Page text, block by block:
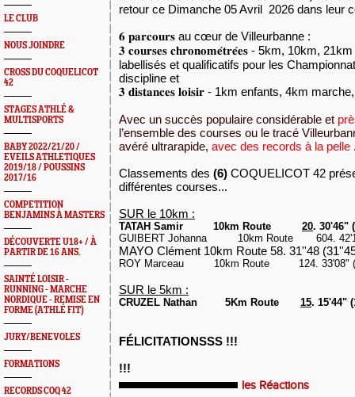
LE CLUB
NOUS JOINDRE
CROSS DU COQUELICOT
42
STAGES ATHLÉ &
MULTISPORTS
BABY 2022/21/20 /
EVEILS ATHLETIQUES
2019/18 / POUSSINS
2017/16
COMPETITION
BENJAMINS À MASTERS
DÉCOUVERTE U18+ / À
PARTIR DE 16 ANS.
SAINTÉ LOISIR -
RUNNING - MARCHE
NORDIQUE - REMISE EN
FORME (ATHLÉ FIT)
JURY/BENEVOLES
FORMATIONS
RECORDS COQ 42
retour ce Dimanche 05 Avril 2026 dans leur
𝟔 𝐩𝐚𝐫𝐜𝐨𝐮𝐫𝐬 au cœur de Villeurbanne :
𝟑 𝐜𝐨𝐮𝐫𝐬𝐞𝐬 𝐜𝐡𝐫𝐨𝐧𝐨𝐦𝐞́𝐭𝐫𝐞́𝐞𝐬 - 5km, 10km,
labellisés et qualificatifs pour les
discipline et
𝟑 𝐝𝐢𝐬𝐭𝐚𝐧𝐜𝐞𝐬 𝐥𝐨𝐢𝐬𝐢𝐫 - 1km enfants, 4km
Avec un succès populaire considérable et
l’ensemble des courses ou le tracé
avéré ultrarapide, avec des records à la pelle
Classements des (6) COQUELICOT 42
différentes courses...
SUR le 10km :
TATAH Samir 10km Route 20. 30'46"
GUIBERT Johanna
10km Route 604.
MAYO Clément 10km Route 58. 31''48
ROY Marceau 10km Route 124. 33'08"
SUR le 5km :
CRUZEL Nathan 5Km Route 15. 15'44"
FÉLICITATIONSSS !!!
!!!
les Réactions